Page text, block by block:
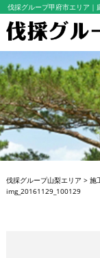
伐採グループ甲府市エリア
伐採グループ山梨エリア > 施
img_20161129_100129